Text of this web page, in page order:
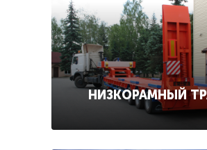
НИЗКОРАМНЫЙ